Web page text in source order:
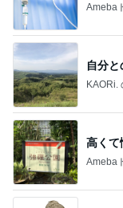
Ameba
自分
KAORi.
高くて
Ameba